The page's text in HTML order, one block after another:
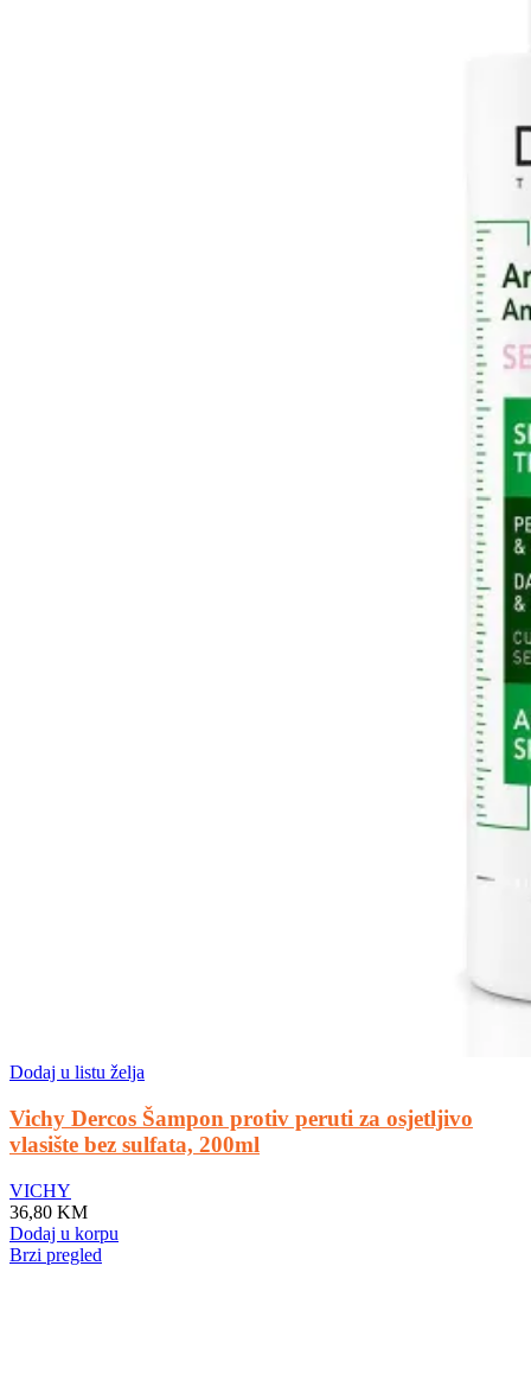
Dodaj u listu želja
Vichy Dercos Šampon protiv peruti za osjetljivo
vlasište bez sulfata, 200ml
VICHY
36,80 KM
Dodaj u korpu
Brzi pregled